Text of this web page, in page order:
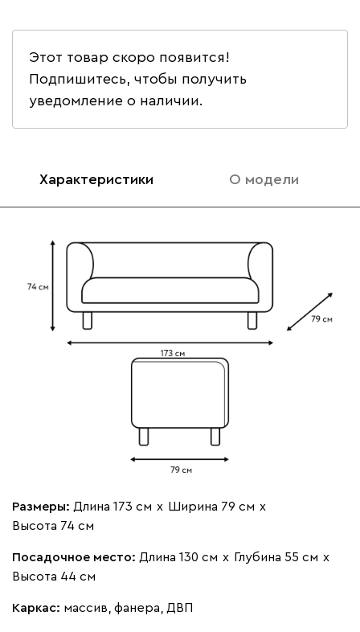
Этот товар скоро появится!
Подпишитесь, чтобы получить
уведомление о наличии.
Характеристики О модели
Размеры: Длина 173 см х Ширина 79 см х
Высота 74 см
Посадочное место: Длина 130 см х Глубина 55 см х
Высота 44 см
Каркас: массив, фанера, ДВП